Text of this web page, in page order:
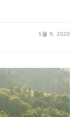
5월 9, 2020